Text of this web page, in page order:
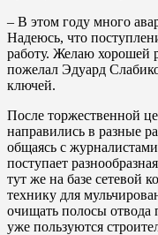
– В этом году много
Надеюсь, что
работу. Желаю хорошей
пожелал Эдуард
ключей.
После торжественной
направились в разные
общаясь с
поступает
тут же на базе сетевой
технику для
очищать полосы
уже пользуются